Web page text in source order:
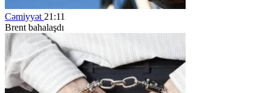
Cəmiyyət 21:11
Brent bahalaşdı